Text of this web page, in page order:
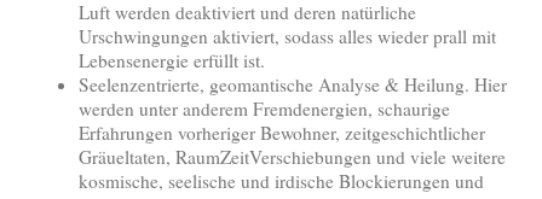
Luft werden deaktiviert und deren natürliche
Urschwingungen aktiviert, sodass alles wieder prall mit
Lebensenergie erfüllt ist.
Seelenzentrierte, geomantische Analyse & Heilung. Hier
werden unter anderem Fremdenergien, schaurige
Erfahrungen vorheriger Bewohner, zeitgeschichtlicher
Gräueltaten, RaumZeitVerschiebungen und viele weitere
kosmische, seelische und irdische Blockierungen und